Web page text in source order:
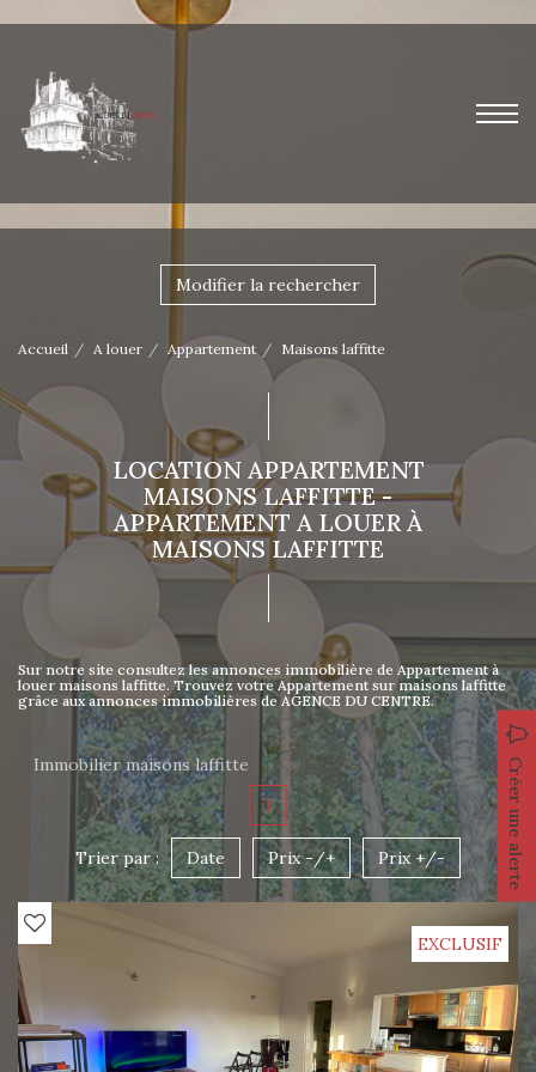
Modifier la rechercher
Accueil A louer Appartement Maisons laffitte
LOCATION APPARTEMENT
MAISONS LAFFITTE -
APPARTEMENT A LOUER À
MAISONS LAFFITTE
Sur notre site consultez les annonces immobilière de Appartement à
louer maisons laffitte. Trouvez votre Appartement sur maisons laffitte
grâce aux annonces immobilières de AGENCE DU CENTRE.
Immobilier maisons laffitte Créer une alerte
1
Trier par : Date Prix -/+ Prix +/-
EXCLUSIF